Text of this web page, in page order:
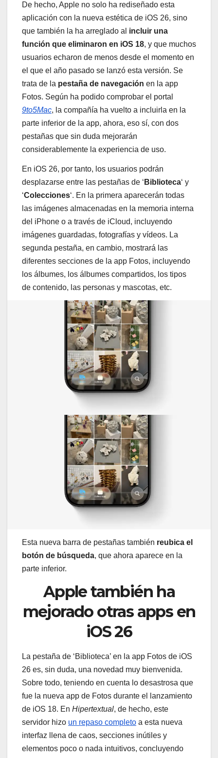
De hecho, Apple no solo ha rediseñado esta
aplicación con la nueva estética de iOS 26, sino
que también la ha arreglado al incluir una
función que eliminaron en iOS 18, y que muchos
usuarios echaron de menos desde el momento en
el que el año pasado se lanzó esta versión. Se
trata de la pestaña de navegación en la app
Fotos. Según ha podido comprobar el portal
9to5Mac, la compañía ha vuelto a incluirla en la
parte inferior de la app, ahora, eso sí, con dos
pestañas que sin duda mejorarán
considerablemente la experiencia de uso.
En iOS 26, por tanto, los usuarios podrán
desplazarse entre las pestañas de ‘ Biblioteca‘ y
‘Colecciones‘. En la primera aparecerán todas
las imágenes almacenadas en la memoria interna
del iPhone o a través de iCloud, incluyendo
imágenes guardadas, fotografías y vídeos. La
segunda pestaña, en cambio, mostrará las
diferentes secciones de la app Fotos, incluyendo
los álbumes, los álbumes compartidos, los tipos
de contenido, las personas y mascotas, etc.
Esta nueva barra de pestañas también reubica el
botón de búsqueda, que ahora aparece en la
parte inferior.
Apple también ha
mejorado otras apps en
iOS 26
La pestaña de ‘Biblioteca’ en la app Fotos de iOS
26 es, sin duda, una novedad muy bienvenida.
Sobre todo, teniendo en cuenta lo desastrosa que
fue la nueva app de Fotos durante el lanzamiento
de iOS 18. En Hipertextual, de hecho, este
servidor hizo un repaso completo a esta nueva
interfaz llena de caos, secciones inútiles y
elementos poco o nada intuitivos, concluyendo